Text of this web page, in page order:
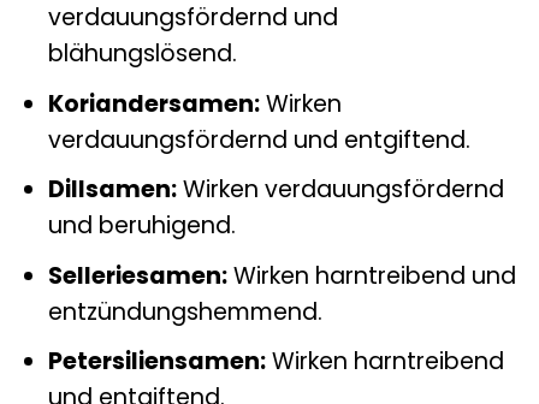
verdauungsfördernd und
blähungslösend.
Koriandersamen:Wirken
verdauungsfördernd und entgiftend.
Dillsamen:Wirken verdauungsfördernd
und beruhigend.
Selleriesamen:Wirken harntreibend und
entzündungshemmend.
Petersiliensamen:Wirken harntreibend